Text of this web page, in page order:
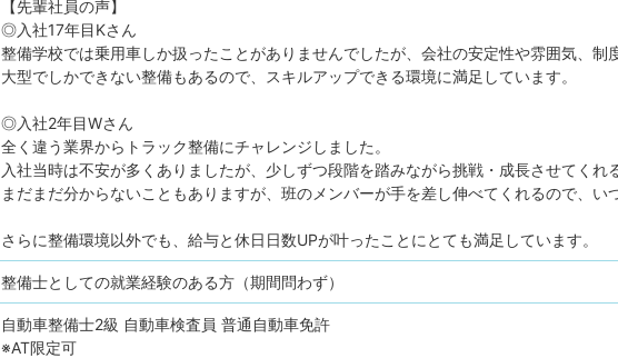
【先輩社員の声】
◎入社17年目Kさん
整備学校では乗用車しか扱ったことがありませんでしたが、会社の安定性や雰囲気、制
大型でしかできない整備もあるので、スキルアップできる環境に満足しています。
◎入社2年目Wさん
全く違う業界からトラック整備にチャレンジしました。
入社当時は不安が多くありましたが、少しずつ段階を踏みながら挑戦・成長させてく
まだまだ分からないこともありますが、班のメンバーが手を差し伸べてくれるので、い
さらに整備環境以外でも、給与と休日日数UPが叶ったことにとても満足しています。
整備士としての就業経験のある方（期間問わず）
自動車整備士2級 自動車検査員 普通自動車免許
※AT限定可